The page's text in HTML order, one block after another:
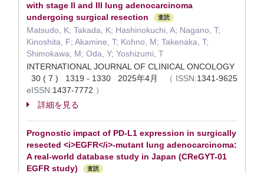
with stage II and III lung adenocarcinoma
undergoing surgical resection
査読
Matsudo, K; Takada, K; Hashinokuchi, A; Nagano, T;
Kinoshita, F; Akamine, T; Kohno, M; Takenaka, T;
Shimokawa, M; Oda, Y; Yoshizumi, T
INTERNATIONAL JOURNAL OF CLINICAL ONCOLOGY
30 ( 7 ) 1319 - 1330 2025年4月
（ ISSN:1341-9625
eISSN:1437-7772 ）
詳細を見る
Prognostic impact of PD-L1 expression in surgically
resected <i>EGFR</i>-mutant lung adenocarcinoma:
A real-world database study in Japan (CReGYT-01
EGFR study)
査読